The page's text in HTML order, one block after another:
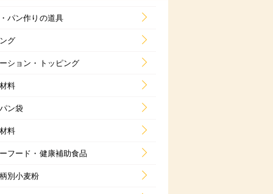
パン作りの道具
グ
ション・トッピング
料
ン袋
料
フード・健康補助食品
別小麦粉